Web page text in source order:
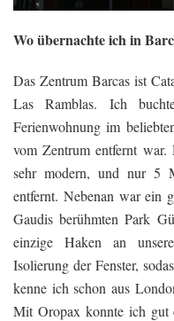
Wo übernachte ich in
Das Zentrum Barcas ist
Las Ramblas. Ich
Ferienwohnung im
vom Zentrum entfernt
sehr modern, und nur 5
entfernt. Nebenan war ein
Gaudis berühmten Park
einzige Haken an
Isolierung der Fenster,
kenne ich schon aus
Mit Oropax konnte ich gut